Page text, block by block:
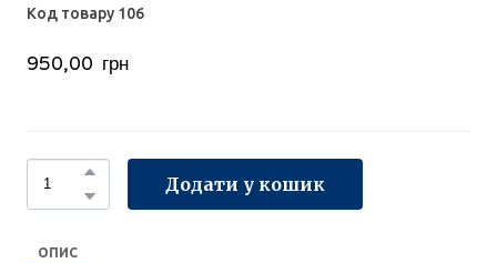
Код товару 106
950,00  грн
Додати у кошик
ОПИС